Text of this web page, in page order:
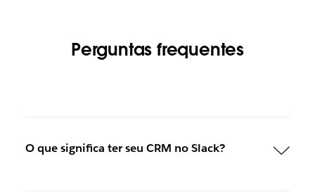
Perguntas frequentes
O que significa ter seu CRM no Slack?